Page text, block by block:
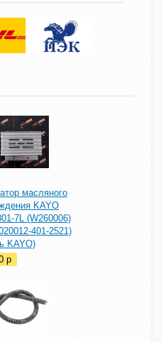
масляного
KAYO
7L (W260006)
401-2521)
KAYO)
p